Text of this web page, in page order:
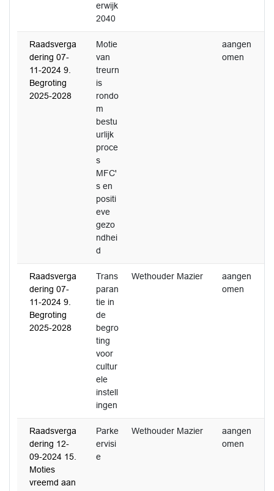
erwijk
2040
Raadsverga
dering 07-
11-2024 9.
Begroting
2025-2028
Motie
van
treurn
is
rondo
m
bestu
urlijk
proce
s
MFC'
s en
positi
eve
gezo
ndhei
d
aangen
omen
Raadsverga
dering 07-
11-2024 9.
Begroting
2025-2028
Trans
paran
tie in
de
begro
ting
voor
cultur
ele
instell
ingen
Wethouder Mazier
aangen
omen
Raadsverga
dering 12-
09-2024 15.
Moties
vreemd aan
Parke
ervisi
e
Wethouder Mazier
aangen
omen